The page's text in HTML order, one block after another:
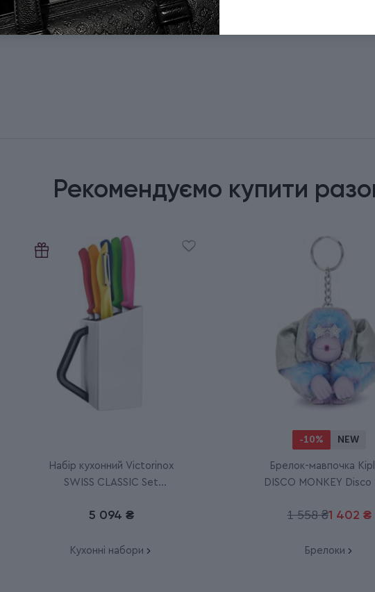
Рекомендуємо купити
Набір кухонний Victorinox
SWISS CLASSIC Set
5 094 ₴
Кухонні набори
-10% NEW
Брелок-мавпочка
DISCO MONKEY Disco
1 558 ₴1 402 ₴
Брелоки